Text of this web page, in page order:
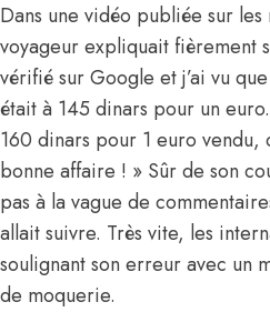
Dans une vidéo publiée sur les
voyageur expliquait fièrement
vérifié sur Google et j’ai vu
était à 145 dinars pour un
160 dinars pour 1 euro vendu,
bonne affaire ! » Sûr de son
pas à la vague de
allait suivre. Très vite, les
soulignant son erreur avec un
de moquerie.